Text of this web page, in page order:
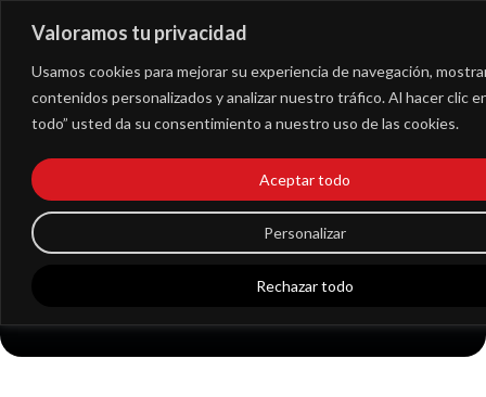
Valoramos tu privacidad
Usamos cookies para mejorar su experiencia de navegación,
contenidos personalizados y analizar nuestro tráfico. Al hacer clic
todo” usted da su consentimiento a nuestro uso de las cookies.
Personalizar
Rechazar todo
Aceptar todo
La cláusula earn-out
se abre paso en las
operaciones de M&A